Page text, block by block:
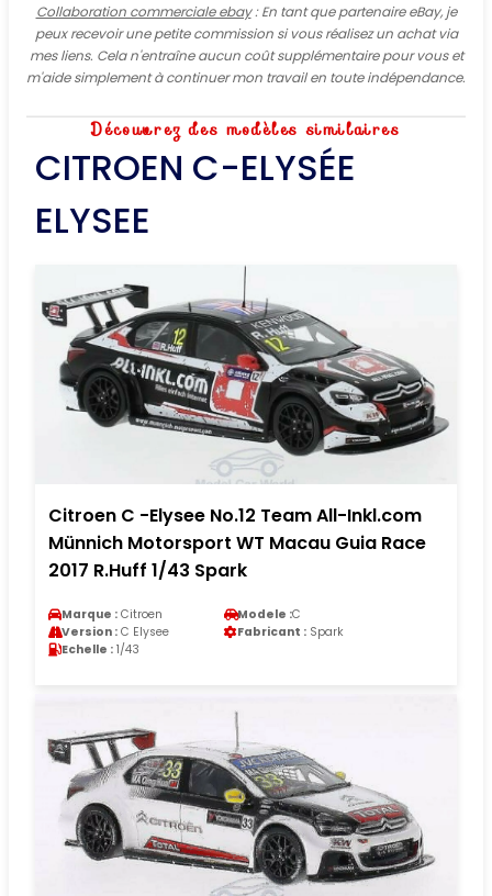
Collaboration commerciale ebay: En tant que partenaire eBay, je
peux recevoir une petite commission si vous réalisez un achat via
mes liens. Cela n'entraîne aucun coût supplémentaire pour vous et
m'aide simplement à continuer mon travail en toute indépendance.
Découvrez des modèles similaires
CITROEN C-ELYSÉE
ELYSEE
Citroen C -Elysee No.12 Team All-Inkl.com
Münnich Motorsport WT Macau Guia Race
2017 R.Huff 1/43 Spark
Marque : Citroen Modele :C
Version : C Elysee Fabricant : Spark
Echelle : 1/43